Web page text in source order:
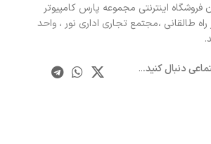
فروشگاه اینترنتی مجموعه پارس کامپیوتر
طالقانی ،مجتمع تجاری اداری نور ، واحد
دنبال کنید...